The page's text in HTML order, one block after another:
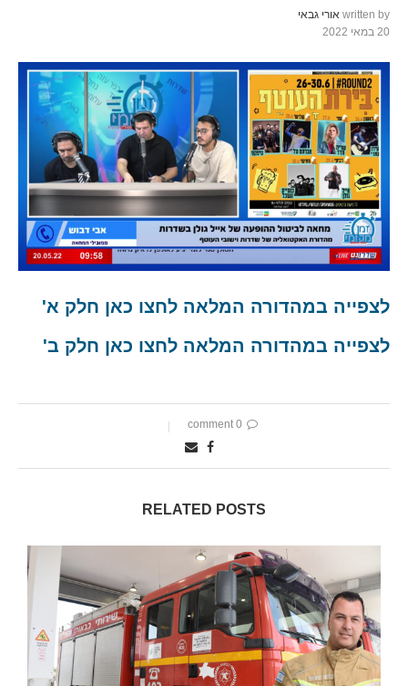
written by אורי גבאי
20 במאי 2022
לצפייה במהדורה המלאה לחצו כאן חלק א'
לצפייה במהדורה המלאה לחצו כאן חלק ב'
0 comment
RELATED POSTS